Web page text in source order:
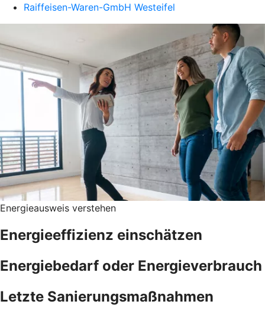
Raiffeisen-Waren-GmbH Westeifel
Energieausweis verstehen
Energieeffizienz einschätzen
Energiebedarf oder Energieverbrauch
Letzte Sanierungsmaßnahmen